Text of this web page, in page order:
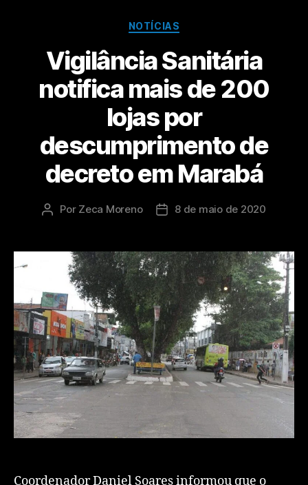
NOTÍCIAS
Vigilância Sanitária
notifica mais de 200
lojas por
descumprimento de
decreto em Marabá
Por Zeca Moreno 8 de maio de 2020
Coordenador Daniel Soares informou que o